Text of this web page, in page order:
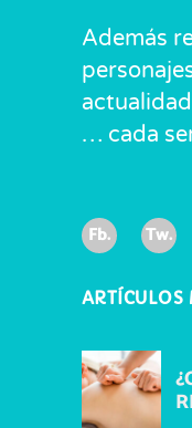
Además
… cada
Fb. Tw.
ARTÍCULOS